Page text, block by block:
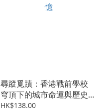
尋蹤覓蹟：香港戰前學校
穹頂下的城市命運與歷史記
憶
HK$138.00